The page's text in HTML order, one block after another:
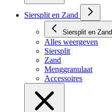
Siersplit en Zand
Siersplit en Zand
Alles weergeven
Siersplit
Zand
Menggranulaat
Accessoires